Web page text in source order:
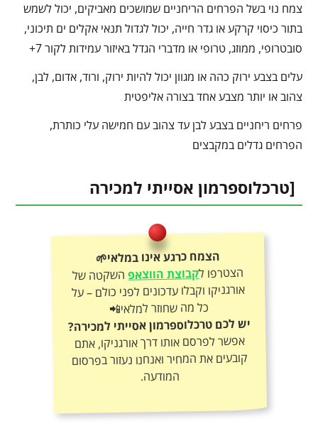
צמח נוי בשל הפרחים הריחניים שמושכים מאביקים, יכול לשמש
בתור כיסוי קרקע או גדר חייה, יכול לגדול תנאי אקלים ים תיכוני,
סובטרופי, ממוזג, טרופי או מדברי הגדל באיזור עמידות לקור 7+
עלים בצבע ירוק כהה או מגוון יכול להיות ירוק, ורוד, אדום, לבן,
צהוב או יותר מצבע אחד בצורה אליפטית
פרחים ריחניים בצבע לבן עד צהוב עם חמישה עלי כותרת,
הפרחים גדלים במקבצים
[טרכלוספרמון אסייתי למכירה
הצמח כרגע אינו במלאי🌱
הצטרפו לקבוצת הווצאפהשקטה של
אורגניקו וקבלו עדכונים לפני כולם – על
כל מה שחוזר למלאי📲
יש לכם טרכלוספרמון אסייתי למכירה?
אפשר לפרסם אותו דרך אורגניקו, אתם
קובעים את המחיר ואנחנו נעזור בפרסום
המודעה.